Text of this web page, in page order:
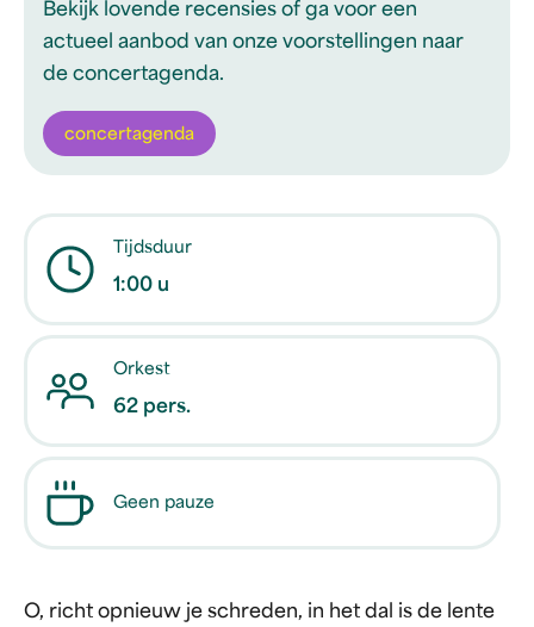
Tijdsduur
1:00 u
Orkest
62 pers.
Geen pauze
O, richt opnieuw je schreden, in het dal is de lente
Bekijk lovende recensies of ga voor een
actueel aanbod van onze voorstellingen naar
de concertagenda.
concertagenda